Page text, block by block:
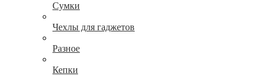
Сумки
Чехлы для гаджетов
Разное
Кепки